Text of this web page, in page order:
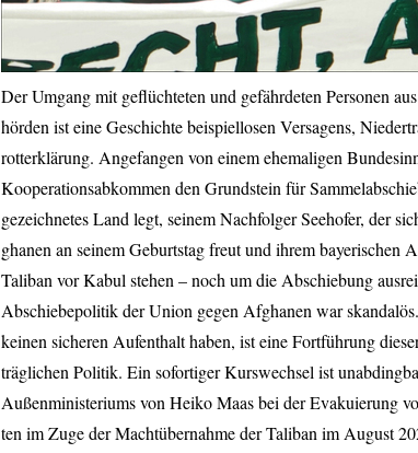
Der Umgang mit geflüchteten und gefährdeten Personen
hörden ist eine Geschichte beispiellosen Versagens,
rotterklärung. Angefangen von einem ehemaligen
Kooperationsabkommen den Grundstein für
gezeichnetes Land legt, seinem Nachfolger Seehofer, der
ghanen an seinem Geburtstag freut und ihrem bayerischen
Taliban vor Kabul stehen – noch um die Abschiebung
Abschiebepolitik der Union gegen Afghanen war
keinen sicheren Aufenthalt haben, ist eine Fortführung
träglichen Politik. Ein sofortiger Kurswechsel ist
Außenministeriums von Heiko Maas bei der Evakuierung
ten im Zuge der Machtübernahme der Taliban im August